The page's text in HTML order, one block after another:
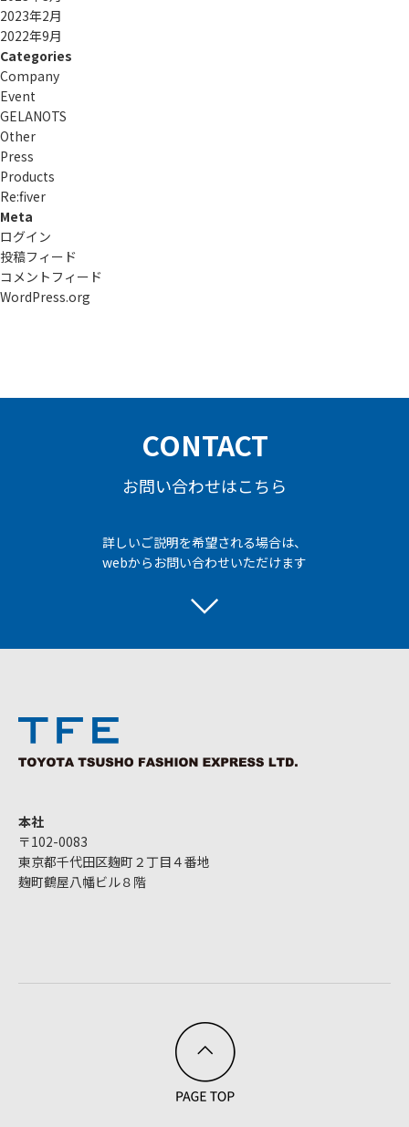
2023年2月
2022年9月
Categories
Company
Event
GELANOTS
Other
Press
Products
Re:ﬁver
Meta
ログイン
投稿フィード
コメントフィード
WordPress.org
CONTACT
お問い合わせはこちら
詳しいご説明を希望される場合は、
webからお問い合わせいただけます
本社
〒102-0083
東京都千代田区麹町２丁目４番地
麹町鶴屋八幡ビル８階